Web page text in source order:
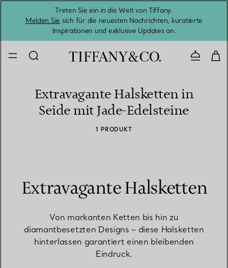
Treten Sie ein in die Welt von Tiffany.
Melden Sie sich für die neuesten Nachrichten, kuratierte
Inspirationen und exklusive Updates an.
Extravagante Halsketten in
Seide mit Jade-Edelsteine
1 PRODUKT
Extravagante Halsketten
Von markanten Ketten bis hin zu
diamantbesetzten Designs – diese Halsketten
hinterlassen garantiert einen bleibenden
Eindruck.